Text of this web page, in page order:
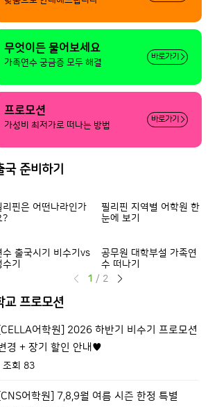
무엇이든 물어보세요
가족연수 궁금증 모두 해결
바로가기
프로모션
가성비 최저가로 떠나는 방법
바로가기
국 준비하기
리핀은 어떤나라인가
?
필리핀 지역별 어학원 한
눈에 보기
수 출국시기 비수기vs
기
공무원 대학부설 가족연
수 떠나기
1 / 2
교 프로모션
[CELLA어학원] 2026 하반기 비수기 프로모션
경 + 장기 할인 안내♥
조회 83
[CNS어학원] 7,8,9월 여름 시즌 한정 특별